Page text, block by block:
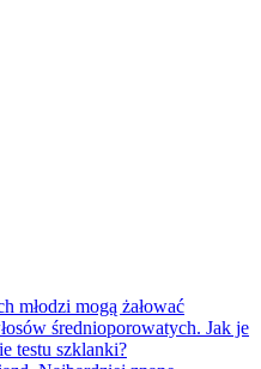
młodzi mogą żałować
średnioporowatych. Jak je
testu szklanki?